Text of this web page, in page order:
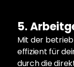
5.
Mit der
effizient für
durch die